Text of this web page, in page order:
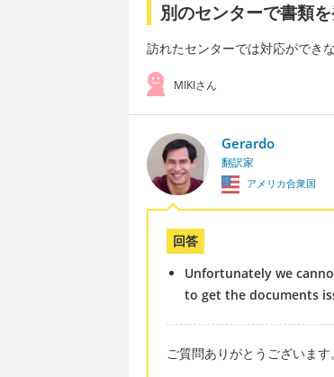
別のセンターで書類
訪れたセンターでは対応ができ
MIKIさん
Gerardo
翻訳家
アメリカ合衆国
回答
Unfortunately we
to get the documents
ご質問ありがとうございます。